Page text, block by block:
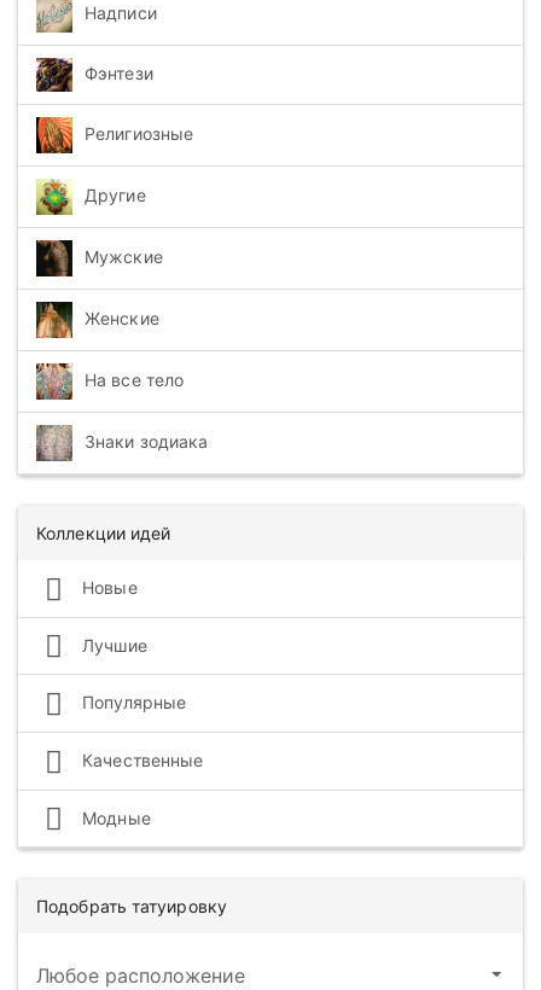
Надписи
Фэнтези
Религиозные
Другие
Мужские
Женские
На все тело
Знаки зодиака
Коллекции идей
Новые
Лучшие
Популярные
Качественные
Модные
Подобрать татуировку